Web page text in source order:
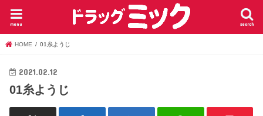
search
menu
HOME 01糸ようじ
2021.02.12
01糸ようじ